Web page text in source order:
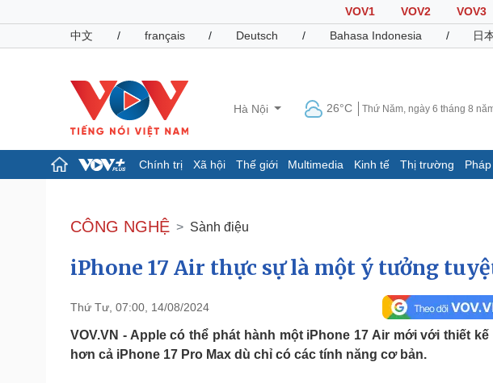
VOV1 VOV2 VOV3
中文
/ français / Deutsch / Bahasa Indonesia / 日
Hà Nội 26°C Thứ Năm, ngày 6 tháng 8
Chính trị Xã hội Thế giới Multimedia Kinh tế Thị trường
Đảng
Tổ chức nhân sự
Nhận diện sự thật
Tin 24h
Dự báo thời tiết
Dấu ấn VOV
Pháp luật
Vụ án
Quân sự - Quốc phòng
Vũ khí
Thể thao
Bóng đá
CÔNG NGHỆ Sành điệu
iPhone 17 Air thực sự là một ý tưởng
Thứ Tư, 07:00, 14/08/2024
VOV.VN - Apple có thể phát hành một iPhone 17 Air mới với thiết
hơn cả iPhone 17 Pro Max dù chỉ có các tính năng cơ bản.